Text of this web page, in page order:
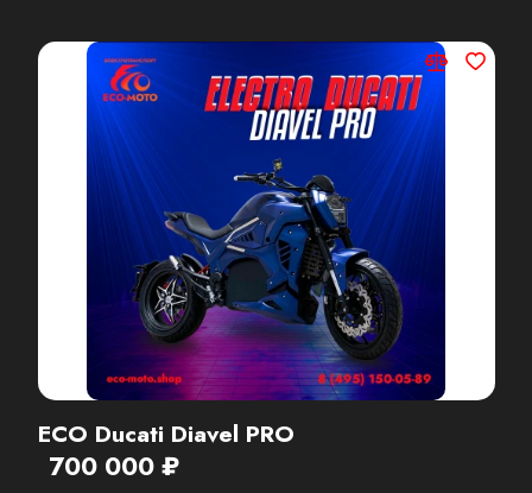
ECO Ducati Diavel PRO
700 000 ₽